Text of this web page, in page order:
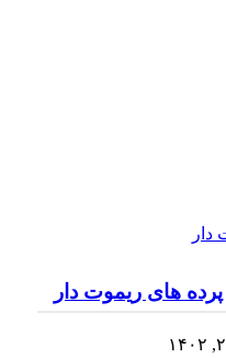
دار
های ریموت دار